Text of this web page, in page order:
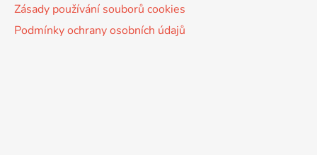
Zásady používání souborů cookies
Podmínky ochrany osobních údajů